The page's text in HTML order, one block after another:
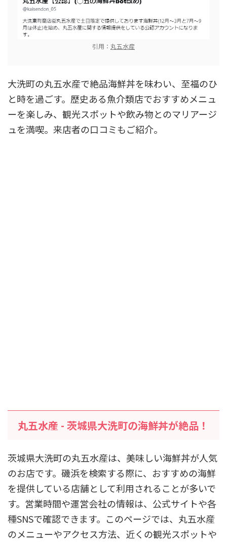
引用： 丸五水産
大洗町の丸五水産で絶品海鮮丼を味わい、至福のひ
と時を過ごす。歴史ある魚介類店でおすすめメニュ
ーを楽しみ、観光スポットや飲み物とのマリアージ
ュを満喫。来店者の口コミもご紹介。
丸五水産 - 茨城県大洗町の海鮮丼が絶品！
茨城県大洗町の丸五水産は、美味しい海鮮丼が人気
のお店です。磯浜を検索する際に、おすすめの海鮮
を提供している店舗として利用されることが多いで
す。営業時間や運営会社の情報は、公式サイトや各
種SNSで確認できます。このページでは、丸五水産
のメニューやアクセス方法、近くの観光スポットや